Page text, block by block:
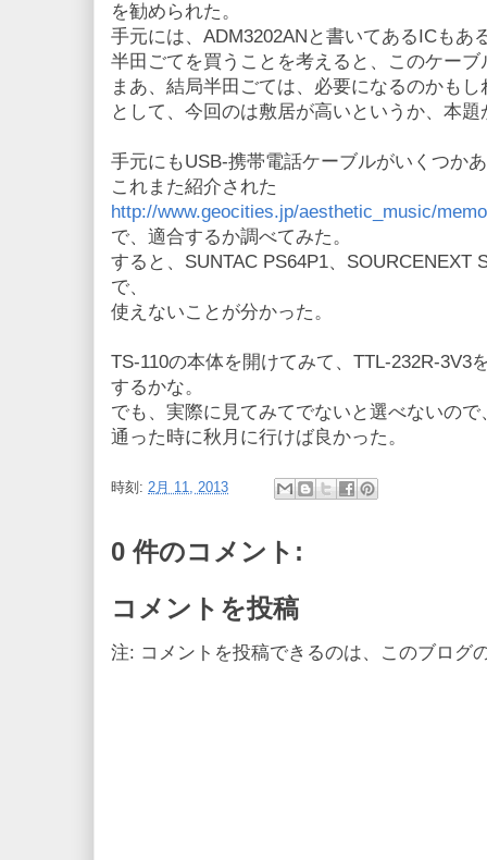
を勧められた。
手元には、ADM3202ANと書いてあるICもあ
半田ごてを買うことを考えると、このケー
まあ、結局半田ごては、必要になるのかも
として、今回のは敷居が高いというか、本
手元にもUSB-携帯電話ケーブルがいくつか
これまた紹介された
http://www.geocities.jp/aesthetic_music/
で、適合するか調べてみた。
すると、SUNTAC PS64P1、SOURCENEXT
で、
使えないことが分かった。
TS-110の本体を開けてみて、TTL-232R-3V3
するかな。
でも、実際に見てみてでないと選べないの
通った時に秋月に行けば良かった。
時刻: 2月 11, 2013
0 件のコメント:
コメントを投稿
注: コメントを投稿できるのは、このブログ